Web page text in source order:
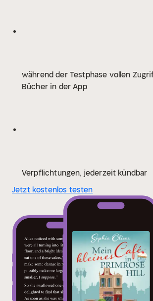
und aufgewachsen in Bayern, verließ
Land. Sophie liebt die bunte Vielfalt,
wie Schönes sowie »all things British«.
während der Testphase vollen
Bücher in der App
Verpflichtungen, jederzeit kündbar
Jetzt kostenlos testen